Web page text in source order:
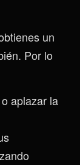
un
Por lo
aplazar la